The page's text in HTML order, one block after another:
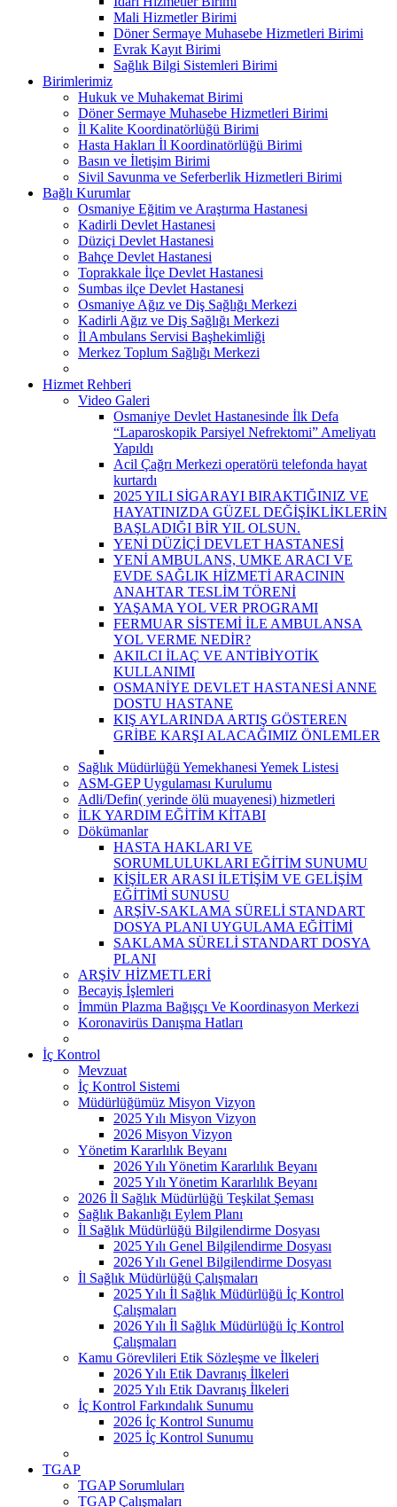
Mali Hizmetler Birimi
Döner Sermaye Muhasebe Hizmetleri Birimi
Evrak Kayıt Birimi
Sağlık Bilgi Sistemleri Birimi
Birimlerimiz
Hukuk ve Muhakemat Birimi
Döner Sermaye Muhasebe Hizmetleri Birimi
İl Kalite Koordinatörlüğü Birimi
Hasta Hakları İl Koordinatörlüğü Birimi
Basın ve İletişim Birimi
Sivil Savunma ve Seferberlik Hizmetleri Birimi
Bağlı Kurumlar
Osmaniye Eğitim ve Araştırma Hastanesi
Kadirli Devlet Hastanesi
Düziçi Devlet Hastanesi
Bahçe Devlet Hastanesi
Toprakkale İlçe Devlet Hastanesi
Sumbas ilçe Devlet Hastanesi
Osmaniye Ağız ve Diş Sağlığı Merkezi
Kadirli Ağız ve Diş Sağlığı Merkezi
İl Ambulans Servisi Başhekimliği
Merkez Toplum Sağlığı Merkezi
Hizmet Rehberi
Video Galeri
Osmaniye Devlet Hastanesinde İlk Defa
“Laparoskopik Parsiyel Nefrektomi” Ameliyatı
Yapıldı
Acil Çağrı Merkezi operatörü telefonda hayat
kurtardı
2025 YILI SİGARAYI BIRAKTIĞINIZ VE
HAYATINIZDA GÜZEL DEĞİŞİKLİKLERİN
BAŞLADIĞI BİR YIL OLSUN.
YENİ DÜZİÇİ DEVLET HASTANESİ
YENİ AMBULANS, UMKE ARACI VE
EVDE SAĞLIK HİZMETİ ARACININ
ANAHTAR TESLİM TÖRENİ
YAŞAMA YOL VER PROGRAMI
FERMUAR SİSTEMİ İLE AMBULANSA
YOL VERME NEDİR?
AKILCI İLAÇ VE ANTİBİYOTİK
KULLANIMI
OSMANİYE DEVLET HASTANESİ ANNE
DOSTU HASTANE
KIŞ AYLARINDA ARTIŞ GÖSTEREN
GRİBE KARŞI ALACAĞIMIZ ÖNLEMLER
Sağlık Müdürlüğü Yemekhanesi Yemek Listesi
ASM-GEP Uygulaması Kurulumu
Adli/Defin( yerinde ölü muayenesi) hizmetleri
İLK YARDIM EĞİTİM KİTABI
Dökümanlar
HASTA HAKLARI VE
SORUMLULUKLARI EĞİTİM SUNUMU
KİŞİLER ARASI İLETİŞİM VE GELİŞİM
EĞİTİMİ SUNUSU
ARŞİV-SAKLAMA SÜRELİ STANDART
DOSYA PLANI UYGULAMA EĞİTİMİ
SAKLAMA SÜRELİ STANDART DOSYA
PLANI
ARŞİV HİZMETLERİ
Becayiş İşlemleri
İmmün Plazma Bağışçı Ve Koordinasyon Merkezi
Koronavirüs Danışma Hatları
İç Kontrol
Mevzuat
İç Kontrol Sistemi
Müdürlüğümüz Misyon Vizyon
2025 Yılı Misyon Vizyon
2026 Misyon Vizyon
Yönetim Kararlılık Beyanı
2026 Yılı Yönetim Kararlılık Beyanı
2025 Yılı Yönetim Kararlılık Beyanı
2026 İl Sağlık Müdürlüğü Teşkilat Şeması
Sağlık Bakanlığı Eylem Planı
İl Sağlık Müdürlüğü Bilgilendirme Dosyası
2025 Yılı Genel Bilgilendirme Dosyası
2026 Yılı Genel Bilgilendirme Dosyası
İl Sağlık Müdürlüğü Çalışmaları
2025 Yılı İl Sağlık Müdürlüğü İç Kontrol
Çalışmaları
2026 Yılı İl Sağlık Müdürlüğü İç Kontrol
Çalışmaları
Kamu Görevlileri Etik Sözleşme ve İlkeleri
2026 Yılı Etik Davranış İlkeleri
2025 Yılı Etik Davranış İlkeleri
İç Kontrol Farkındalık Sunumu
2026 İç Kontrol Sunumu
2025 İç Kontrol Sunumu
TGAP
TGAP Sorumluları
TGAP Çalışmaları